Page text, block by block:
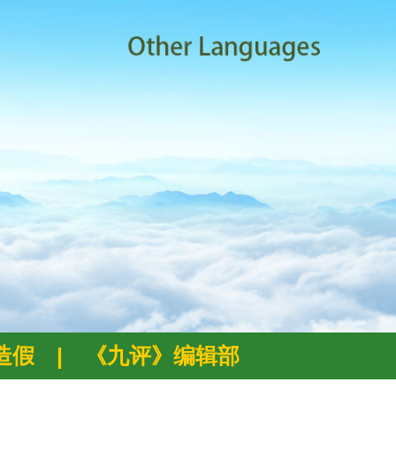
假 | 《九评》编辑部